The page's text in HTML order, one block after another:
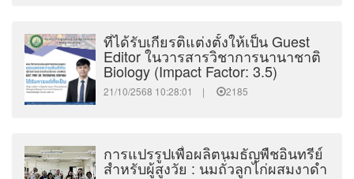
ที่ได้รับเกียรติแต่งตั้งให้เป็น Guest
Editor ในวารสารวิชาการนานาชาติ
Biology (Impact Factor: 3.5)
21/10/2568 10:28:01 | 2185
การแปรรูปเพื่อผลิตนมธัญพืชอินทรีย์
สำหรับผู้สูงวัย : นมถั่วลูกไก่ผสมงาดำ